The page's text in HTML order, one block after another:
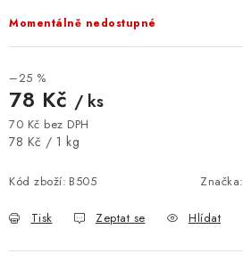
Reklamace a vrácení zboží
Podmínky ochrany osobních údajů
Momentálně nedostupné
–25 %
78 Kč / ks
70 Kč bez DPH
Měrná cena:
78 Kč / 1 kg
Kód zboží: B505 Značka:
Tisk Zeptat se Hlídat